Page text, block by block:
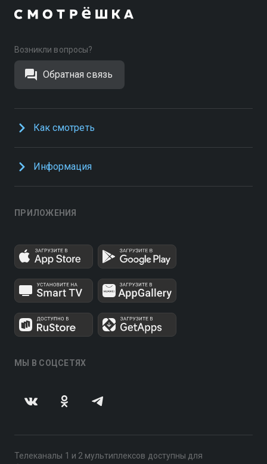
Возникли вопросы?
Обратная связь
Как смотреть
Информация
ПРИЛОЖЕНИЯ
МЫ В СОЦСЕТЯХ
Телеканалы 1 и 2 мультиплексов доступны для